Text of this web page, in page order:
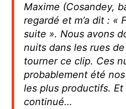
Maxime (Cosandey,
regardé et m’a dit : «
suite ». Nous avons
nuits dans les rues
tourner ce clip. Ces
probablement été
les plus productifs.
continué…